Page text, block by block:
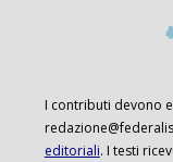
I contributi devono
editoriali. I testi